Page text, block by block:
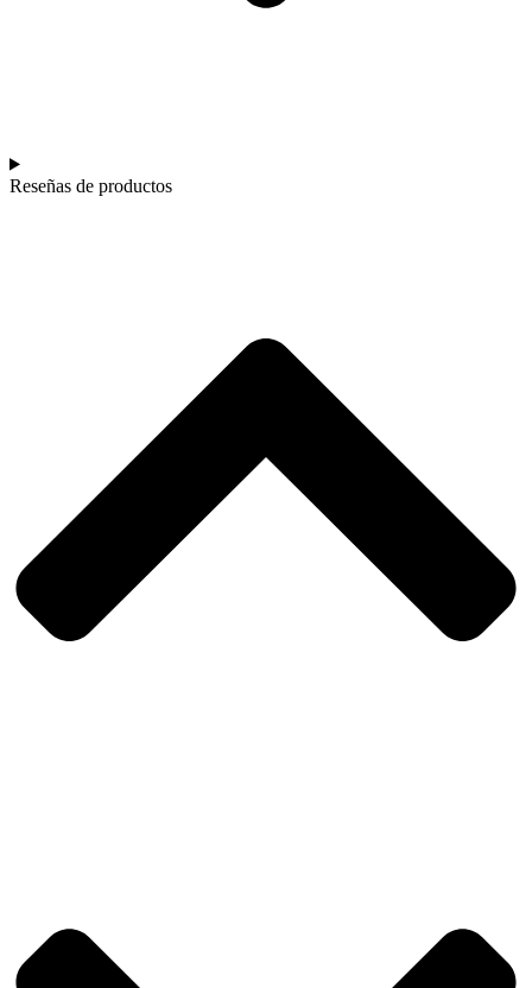
Reseñas de productos